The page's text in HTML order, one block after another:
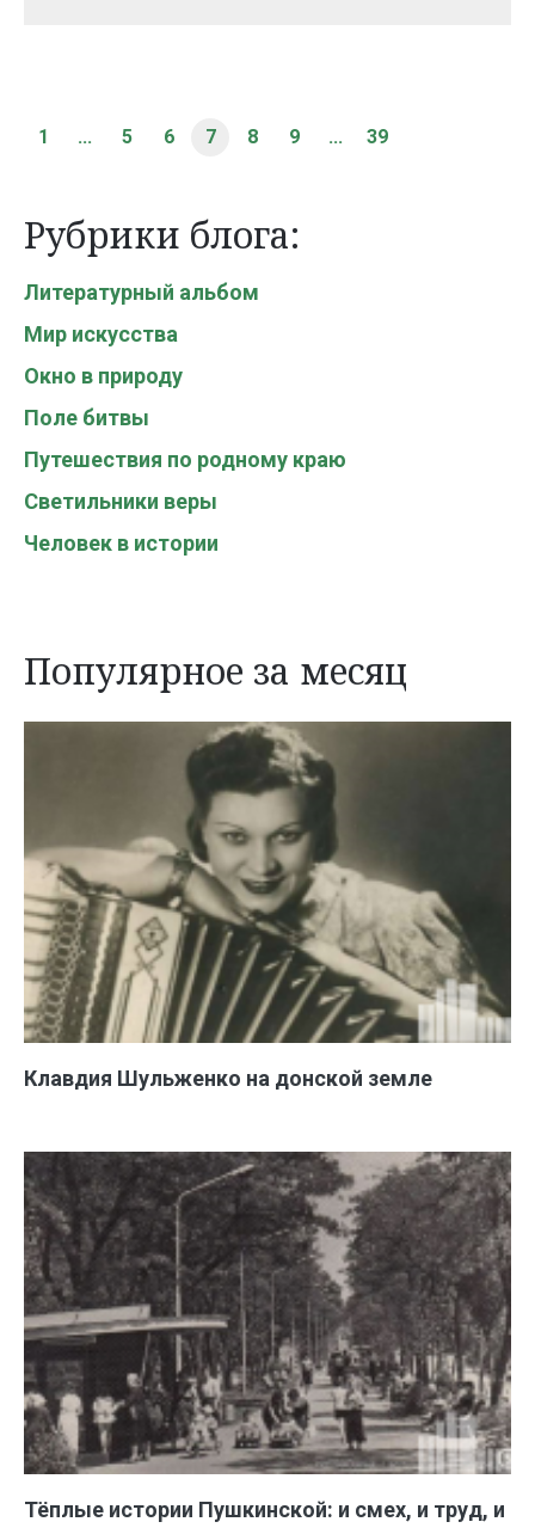
1 ... 5 6 7 8 9 ... 39
Рубрики блога:
Литературный альбом
Мир искусства
Окно в природу
Поле битвы
Путешествия по родному краю
Светильники веры
Человек в истории
Популярное за месяц
Клавдия Шульженко на донской земле
Тёплые истории Пушкинской: и смех, и труд, и